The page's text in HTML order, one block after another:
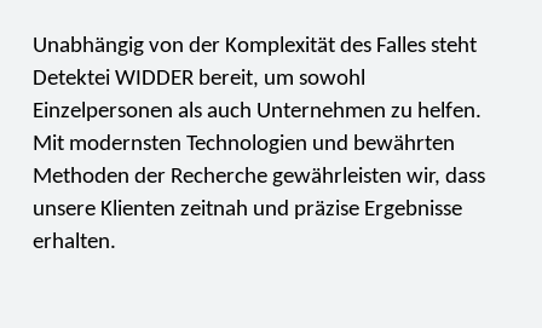
Unabhängig von der Komplexität des Falles steht
Detektei WIDDER bereit, um sowohl
Einzelpersonen als auch Unternehmen zu helfen.
Mit modernsten Technologien und bewährten
Methoden der Recherche gewährleisten wir, dass
unsere Klienten zeitnah und präzise Ergebnisse
erhalten.